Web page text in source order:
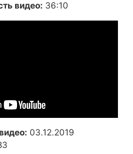
видео: 36:10
03.12.2019